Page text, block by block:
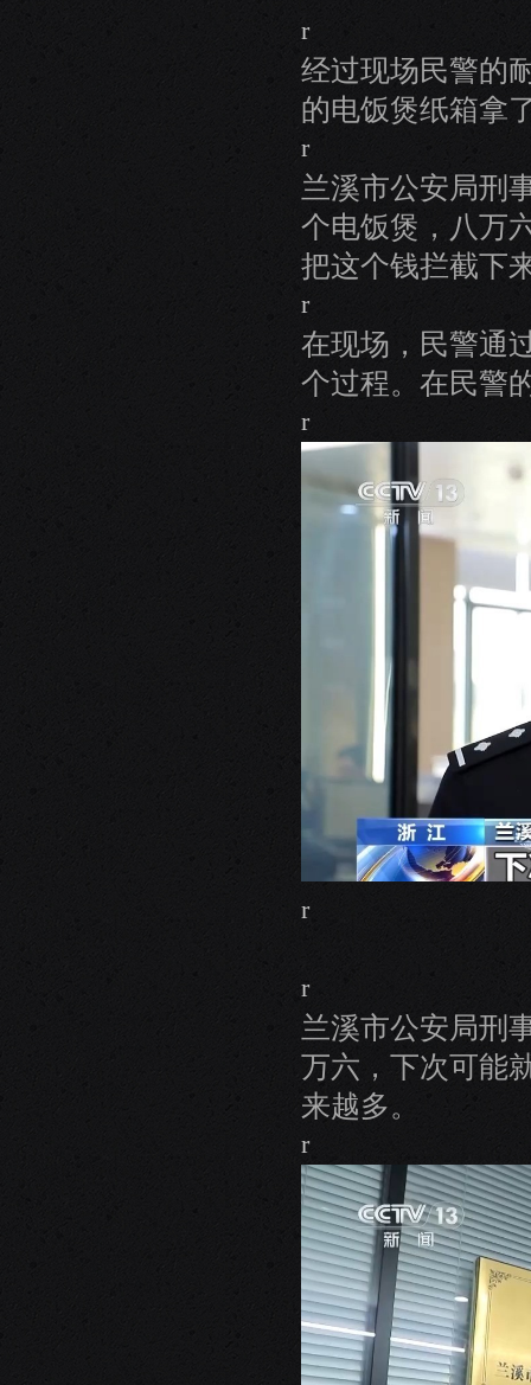
r
经过现场民警的
的电饭煲纸箱拿
r
兰溪市公安局刑
个电饭煲，八万
把这个钱拦截下
r
在现场，民警通
个过程。在民警
r
r
r
兰溪市公安局刑
万六，下次可能
来越多。
r